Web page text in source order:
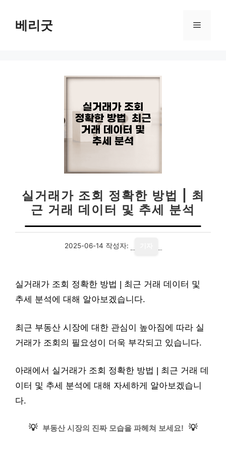
베리굿 메
실거래가 조회 정확한 방법 | 최
근 거래 데이터 및 추세 분석
2025-06-14 작성자:
실거래가 조회 정확한 방법 | 최근 거래 데이터 및
추세 분석에 대해 알아보겠습니다.
최근 부동산 시장에 대한 관심이 높아짐에 따라 실
거래가 조회의 필요성이 더욱 부각되고 있습니다.
아래에서 실거래가 조회 정확한 방법 | 최근 거래 데
이터 및 추세 분석에 대해 자세하게 알아보겠습니
다.
💡 부동산 시장의 진짜 모습을 파헤쳐 보세요! 💡